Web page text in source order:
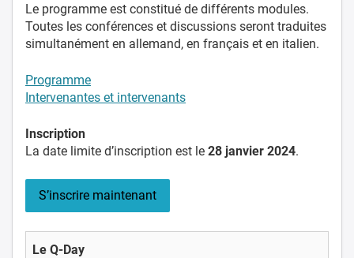
Le programme est constitué de différents modules.
Toutes les conférences et discussions seront traduites
simultanément en allemand, en français et en italien.
Programme
Intervenantes et intervenants
Inscription
La date limite d’inscription est le 28 janvier 2024.
S’inscrire maintenant
Le Q-Day